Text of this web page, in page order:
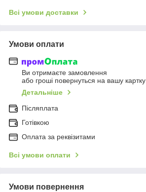
Всі умови доставки
Умови оплати
Ви отримаєте замовлення
або гроші повернуться на вашу картку
Детальніше
Післяплата
Готівкою
Оплата за реквізитами
Всі умови оплати
Умови повернення